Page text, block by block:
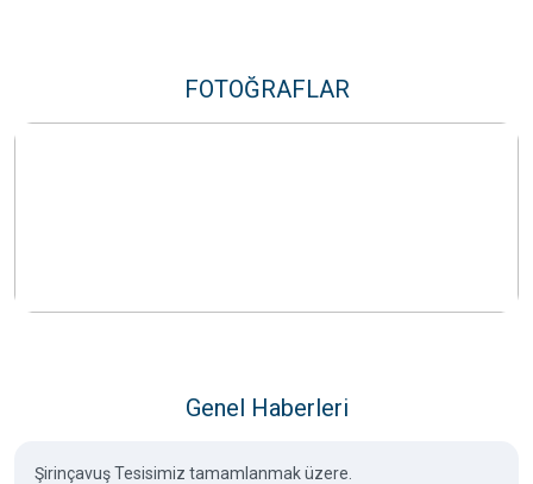
FOTOĞRAFLAR
Genel Haberleri
Şirinçavuş Tesisimiz tamamlanmak üzere.